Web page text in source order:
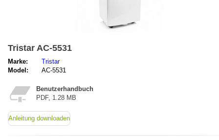
Tristar AC-5531
Marke:
Tristar
Model:
AC-5531
Benutzerhandbuch
PDF, 1.28 MB
Anleitung downloaden